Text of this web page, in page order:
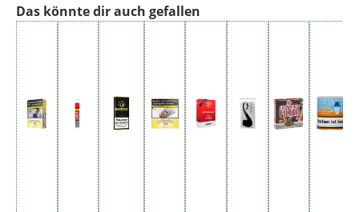
Produktgalerie überspringen
Das könnte dir auch gefallen